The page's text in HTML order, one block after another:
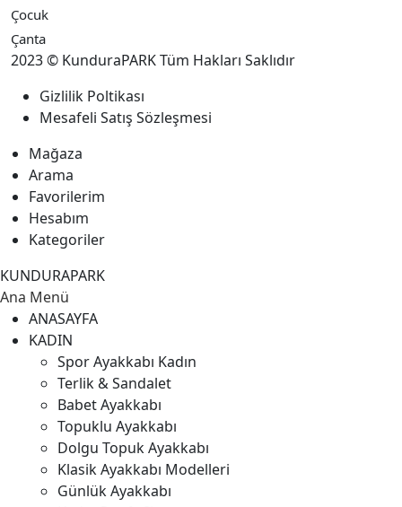
Çocuk
Çanta
2023 © KunduraPARK Tüm Hakları Saklıdır
Gizlilik Poltikası
Mesafeli Satış Sözleşmesi
Mağaza
Arama
Favorilerim
Hesabım
Kategoriler
KUNDURAPARK
Ana Menü
ANASAYFA
KADIN
Spor Ayakkabı Kadın
Terlik & Sandalet
Babet Ayakkabı
Topuklu Ayakkabı
Dolgu Topuk Ayakkabı
Klasik Ayakkabı Modelleri
Günlük Ayakkabı